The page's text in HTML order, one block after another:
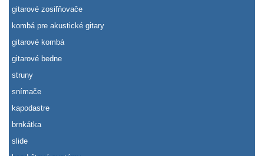
gitarové zosiľňovače
kombá pre akustické gitary
gitarové kombá
gitarové bedne
struny
snímače
kapodastre
brnkátka
slide